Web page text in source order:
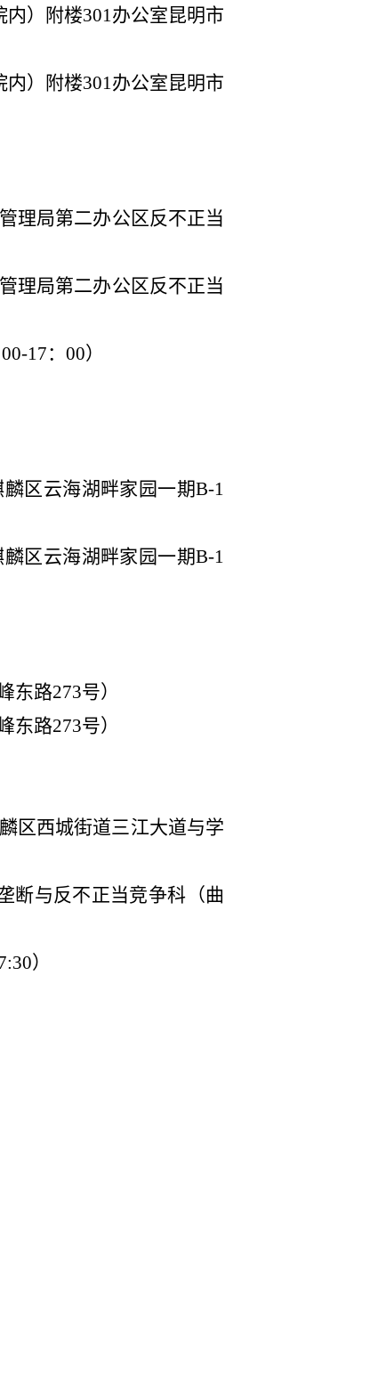
内）附楼301办公室昆明市
内）附楼301办公室昆明市
理局第二办公区反不正当
理局第二办公区反不正当
00-17： 00）
区云海湖畔家园一期B-1
区云海湖畔家园一期B-1
东路273号）
东路273号）
区西城街道三江大道与学
断与反不正当竞争科（曲
）